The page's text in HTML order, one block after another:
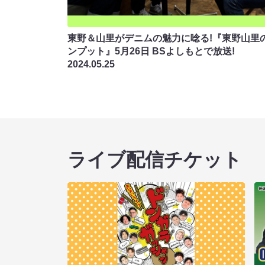
東野＆山里がデニムの魅力に唸る!『東野山里
ンプット』5月26日 BSよしもとで放送!
2024.05.25
ライブ配信チケット